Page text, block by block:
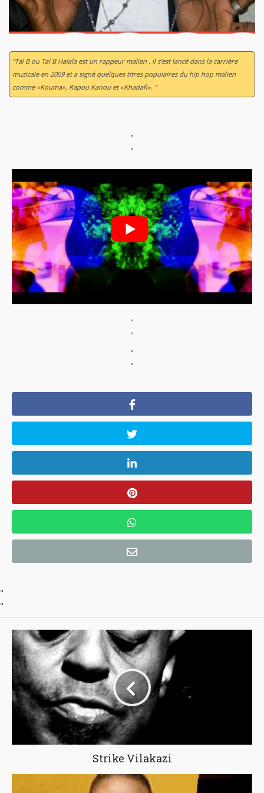
“Tal B ou Tal B Halala est un rappeur malien . Il s'est lancé dans la carrière
musicale en 2009 et a signé quelques titres populaires du hip hop malien
comme «Kouma», Rapou Kanou et «Khadafi». ”
"
"
"
"
"
"
"
"
Strike Vilakazi